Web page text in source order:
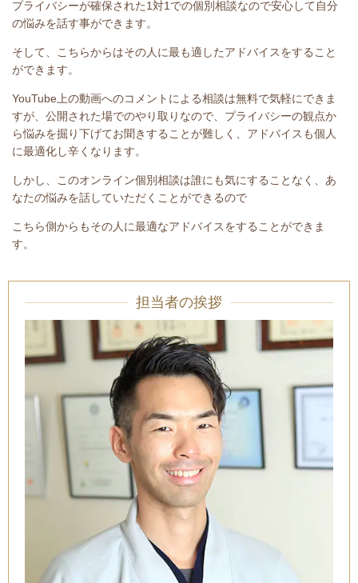
プライバシーが確保された1対1での個別相談なので安心して自分
の悩みを話す事ができます。
そして、こちらからはその人に最も適したアドバイスをすること
ができます。
YouTube上の動画へのコメントによる相談は無料で気軽にできま
すが、公開された場でのやり取りなので、プライバシーの観点か
ら悩みを掘り下げてお聞きすることが難しく、アドバイスも個人
に最適化し辛くなります。
しかし、このオンライン個別相談は誰にも気にすることなく、あ
なたの悩みを話していただくことができるので
こちら側からもその人に最適なアドバイスをすることができま
す。
担当者の挨拶